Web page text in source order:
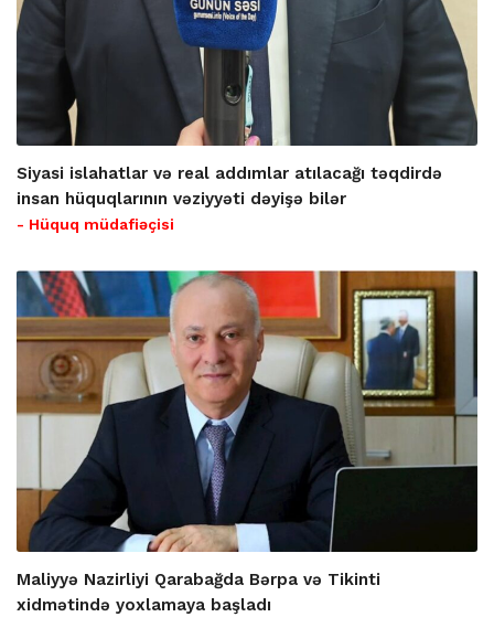
Siyasi islahatlar və real addımlar atılacağı təqdirdə
insan hüquqlarının vəziyyəti dəyişə bilər
- Hüquq müdafiəçisi
Maliyyə Nazirliyi Qarabağda Bərpa və Tikinti
xidmətində yoxlamaya başladı